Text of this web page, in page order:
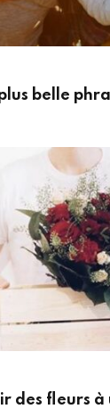
belle
des fleurs à